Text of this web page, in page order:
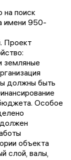
на поиск
имени 950-
Проект
земляные
должны быть
Особое
объекта
слой, валы,